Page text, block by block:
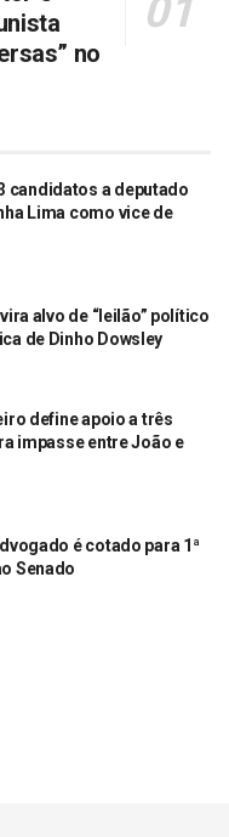
no
candidatos a deputado
Lima como vice de
alvo de “leilão” político
de Dinho Dowsley
define apoio a três
impasse entre João e
é cotado para 1ª
Senado